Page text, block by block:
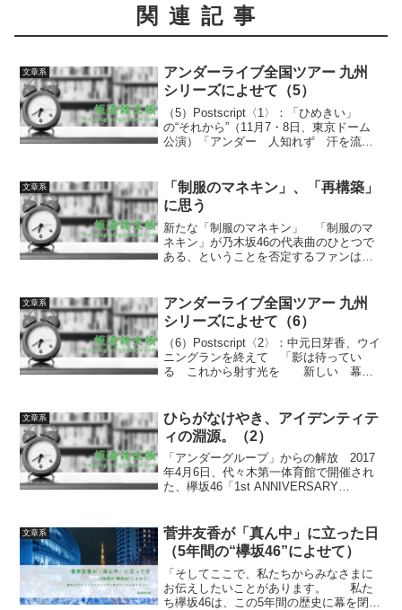
関連記事
文章系
アンダーライブ全国ツアー 九州
シリーズによせて（5）
（5）Postscript〈1〉：「ひめきい」
の“それから”（11月7・8日、東京ドーム
公演）「アンダー 人知れず 汗を流す
い」 アンダーライブ全国ツアー九州シ
リーズか...
文章系
「制服のマネキン」、「再構築」
に思う
新たな「制服のマネキン」 「制服のマ
ネキン」が乃木坂46の代表曲のひとつで
ある、ということを否定するファンはほ
までの曲調から大きく変化がつけられ、
ある意味乃木坂46と...
文章系
アンダーライブ全国ツアー 九州
シリーズによせて（6）
（6）Postscript〈2〉：中元日芽香、ウイ
ニングランを終えて 「影は待ってい
る これから射す光を 新しい 幕が
びアンダーライブ全国ツアー九州シリー
ズについては...
文章系
ひらがなけやき、アイデンティテ
ィの淵源。（2）
「アンダーグループ」からの解放 2017
年4月6日、代々木第一体育館で開催され
た、欅坂46「1st ANNIVERSARY
とっても非常に重要な公演となった。
アン...
文章系
菅井友香が「真ん中」に立った日
（5年間の“欅坂46”によせて）
「そしてここで、私たちからみなさまに
お伝えしたいことがあります。 私た
ち欅坂46は、この5年間の歴史に幕を閉じ